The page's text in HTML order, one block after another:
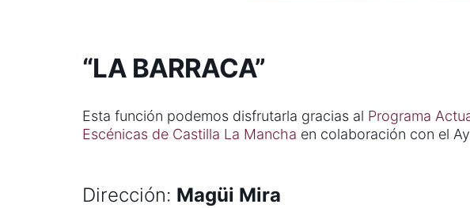
“LA BARRACA”
Esta función podemos disfrutarla gracias al Programa
Escénicas de Castilla La Mancha en colaboración con el
Dirección: Magüi Mira